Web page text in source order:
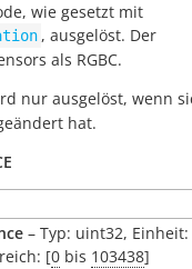
wie gesetzt mit
, ausgelöst. Der
als RGBC.
nur ausgelöst, wenn
hat.
– Typ: uint32,
[0 bis 103438]